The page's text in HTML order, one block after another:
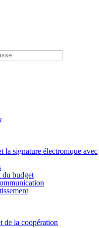
la signature électronique avec
du budget
de la coopération